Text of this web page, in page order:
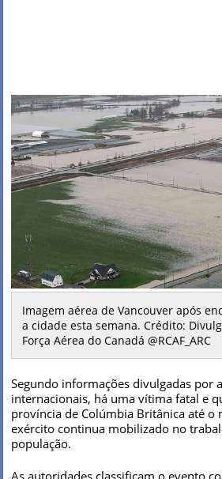
Imagem aérea de Vancouver após
a cidade esta semana. Crédito:
Força Aérea do Canadá @RCAF_ARC
Segundo informações divulgadas por
internacionais, há uma vítima fatal e
província de Colúmbia Britânica até
exército continua mobilizado no
população.
As autoridades classificam o evento